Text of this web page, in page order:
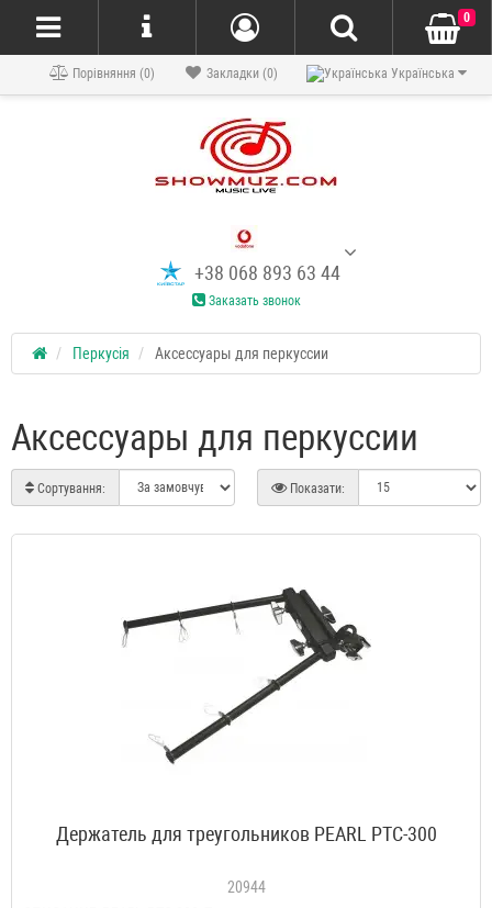
Українська
Закладки (0)
Порівняння (0)
+38 068 893 63 44
Заказать звонок
0
Перкусія Аксессуары для перкуссии
Аксессуары для перкуссии
Сортування: Показати:
Держатель для треугольников PEARL PTC-300
20944